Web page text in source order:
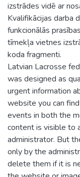
izstrādes vidē ar
Kvalifikācijas darba
funkcionālās
tīmekļa vietnes
koda fragmenti.
Latvian Lacrosse
was designed as
urgent information
website you can
events in both the
content is visible to
administrator. But
only by the
delete them if it is